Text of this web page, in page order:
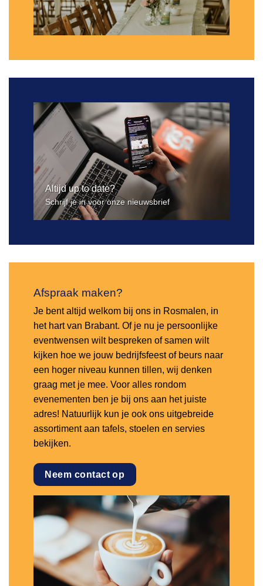
Altijd up to date?
Schrijf je in voor onze nieuwsbrief
Afspraak maken?
Je bent altijd welkom bij ons in Rosmalen, in
het hart van Brabant. Of je nu je persoonlijke
eventwensen wilt bespreken of samen wilt
kijken hoe we jouw bedrijfsfeest of beurs naar
een hoger niveau kunnen tillen, wij denken
graag met je mee. Voor alles rondom
evenementen ben je bij ons aan het juiste
adres! Natuurlijk kun je ook ons uitgebreide
assortiment aan tafels, stoelen en servies
bekijken.
Neem contact op